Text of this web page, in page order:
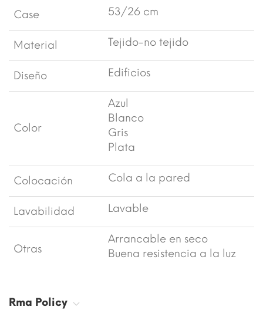
Case 53/26 cm
Material Tejido-no tejido
Diseño Edificios
Color
Azul
Blanco
Gris
Plata
Colocación Cola a la pared
Lavabilidad Lavable
Otras
Arrancable en seco
Buena resistencia a la luz
Rma Policy